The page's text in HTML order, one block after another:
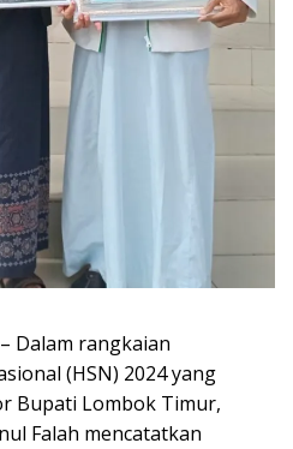
Dalam rangkaian
(HSN) 2024 yang
Bupati Lombok Timur,
Falah mencatatkan